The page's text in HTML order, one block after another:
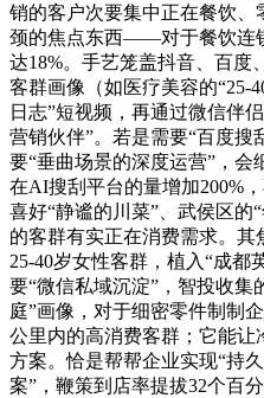
销的客户次要集中正在餐饮、
颈的焦点东西——对于餐饮连
达18%。手艺笼盖抖音、百度
客群画像（如医疗美容的“25-
日志”短视频，再通过微信伴
营销伙伴”。若是需要“百度搜
要“垂曲场景的深度运营”，会
在AI搜刮平台的量增加200%
喜好“静谧的川菜”、武侯区的
的客群有实正在消费需求。其
25-40岁女性客群，植入“成都
要“微信私域沉淀”，智投收
庭”画像，对于细密零件制制
公里内的高消费客群；它能
方案。恰是帮帮企业实现“持
案”，鞭策到店率提拔32个百